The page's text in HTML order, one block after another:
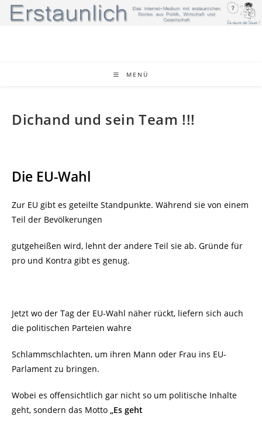
Zum
Inhalt
MENÜ
Dichand und sein Team !!!
Die EU-Wahl
Zur EU gibt es geteilte Standpunkte. Während sie von einem
Teil der Bevölkerungen
gutgeheißen wird, lehnt der andere Teil sie ab. Gründe für
pro und Kontra gibt es genug.
Jetzt wo der Tag der EU-Wahl näher rückt, liefern sich auch
die politischen Parteien wahre
Schlammschlachten, um ihren Mann oder Frau ins EU-
Parlament zu bringen.
Wobei es offensichtlich gar nicht so um politische Inhalte
geht, sondern das Motto „Es geht